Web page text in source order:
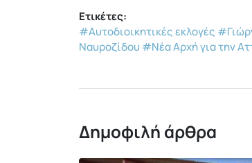
Ετικέτες:
#Αυτοδιοικητικές εκλογές
Ναυροζίδου #Νέα Αρχή για την
Δημοφιλή άρθρα